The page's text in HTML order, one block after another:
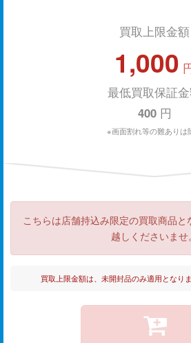
買取上限金額
1,000
最低買取保証
400円
※画面割れ等の難ありは
こちらは店舗持込み限定の買取商品
越しくださいませ。
買取上限金額は、未開封品のみ適用となり